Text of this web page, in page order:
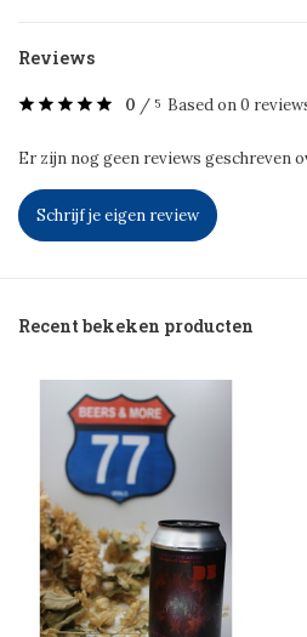
Reviews
0 / 5 Based on 0
Er zijn nog geen reviews geschreven
Schrijf je eigen review
Recent bekeken producten